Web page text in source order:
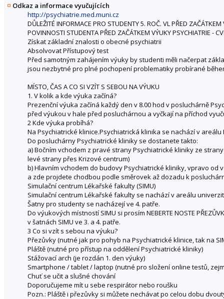
Odkaz a informace vyučujících
http://psychiatrie.med.muni.cz
DŮLEŽITÉ INFORMACE PRO STUDENTY 5. ROČ. VL PŘED
POVINNOSTI STUDENTA PŘED ZAČÁTKEM VÝUKY PSYCHIATRIE -
Získat základní znalosti o obecné psychiatrii
Absolvovat Přístupový test
Před samotným zahájením výuky by studenti měli načerpat
jsou nezbytné pro plné pochopení problematiky probírané
MÍSTO, ČAS A CO SI VZÍT S SEBOU NA VÝUKU
1. V kolik a kde výuka začíná?
Prezenční výuka začíná každý den v 8.00 hod v posluchárně
před výukou v hale před posluchárnou a vyčkají na příchod
2 Kde výuka probíhá?
Na Psychiatrické klinice.Psychiatrická klinika se nachází v
Do posluchárny Psychiatrické kliniky se dostanete takto:
a) Bočním vchodem z pravé strany Psychiatrické kliniky ze
levé strany přes Krizové centrum)
b) Hlavním vchodem do budovy Psychiatrické kliniky, vpravo
a zde projdete chodbou podle směrovek až dozadu k
Simulační centrum Lékařské fakulty (SIMU)
Simulační centrum Lékařské fakulty se nachází v areálu
Šatny pro studenty se nacházejí ve 4. patře.
Do výukových místností SIMU si prosím NEBERTE NOSTE
v šatnách SIMU ve 3. a 4. patře.
3 Co si vzít s sebou na výuku?
Přezůvky (nutné jak pro pohyb na Psychiatrické klinice, tak na
Pláště (nutné pro přístup na oddělení Psychiatrické kliniky)
Stážovací arch (je rozdán 1. den výuky)
Smartphone / tablet / laptop (nutné pro složení online testů,
Chuť se učit a slušné chování
Doporučujeme mít u sebe respirátor nebo roušku
Pozn.: Pláště i přezůvky si můžete nechávat po celou dobu